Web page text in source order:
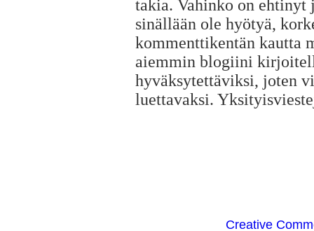
takia. Vahinko on ehtinyt
sinällään ole hyötyä,
kommenttikentän kautta
aiemmin blogiini
hyväksytettäviksi, joten
luettavaksi.
Creative